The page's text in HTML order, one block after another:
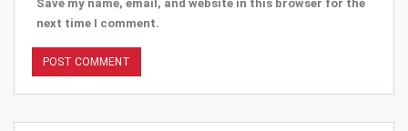
Save my name, email, and website in this browser for the
next time I comment.